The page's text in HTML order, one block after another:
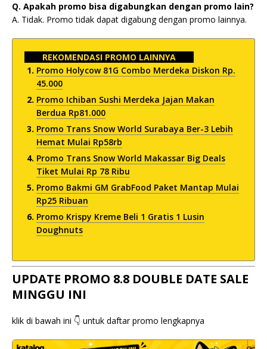
Q. Apakah promo bisa digabungkan dengan promo lain?
A. Tidak. Promo tidak dapat digabung dengan promo lainnya.
REKOMENDASI PROMO LAINNYA
Promo Holycow 81G Combo Merdeka Diskon Rp.
45.000
Promo Ichiban Sushi Merdeka Jajan Makan
Berdua Rp81.000
Promo Trans Snow World Surabaya Ber-3 Lebih
Hemat Mulai Rp58rb
Promo Trans Snow World Makassar Big Deals
Tiket Mulai Rp 78 Ribu
Promo Bakmi GM GrabFood Paket Mantap Mulai
Rp25 Ribuan
Promo Krispy Kreme Beli 1 Gratis 1 Lusin
Doughnuts
UPDATE PROMO 8.8 DOUBLE DATE SALE
MINGGU INI
klik di bawah ini 👇 untuk daftar promo lengkapnya